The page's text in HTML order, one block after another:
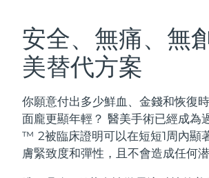
安全、無痛、無
美替代方案
你願意付出多少鮮血、金錢和恢復
面龐更顯年輕？ 醫美手術已經成為
™ 2被臨床證明可以在短短1周內顯
膚緊致度和彈性，且不會造成任何潜
LUNA™ 4 套裝
Anti-aging massage
BEAR™ 2 套裝
Microcurrent toning
奧地利 預
巴林
比利時
百慕達 預
波士尼亞與赫塞哥維納 預